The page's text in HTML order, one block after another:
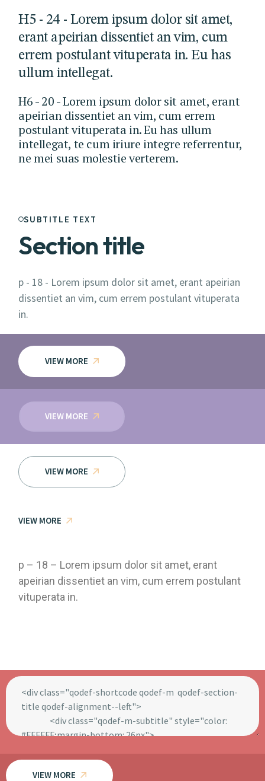
H5 - 24 - Lorem ipsum dolor sit amet,
erant apeirian dissentiet an vim, cum
errem postulant vituperata in. Eu has
ullum intellegat.
H6 - 20 - Lorem ipsum dolor sit amet, erant
apeirian dissentiet an vim, cum errem
postulant vituperata in. Eu has ullum
intellegat, te cum iriure integre referrentur,
ne mei suas molestie verterem.
SUBTITLE TEXT
Section title
p - 18 - Lorem ipsum dolor sit amet, erant apeirian
dissentiet an vim, cum errem postulant vituperata
in.
VIEW MORE
VIEW MORE
VIEW MORE
VIEW MORE
p – 18 – Lorem ipsum dolor sit amet, erant
apeirian dissentiet an vim, cum errem postulant
vituperata in.
VIEW MORE